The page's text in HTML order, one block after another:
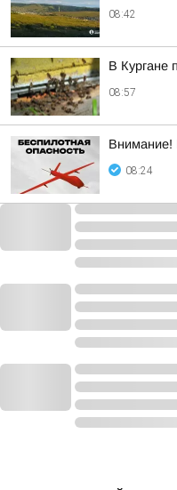
08:42
В Кургане
08:57
Внимание!
08:24